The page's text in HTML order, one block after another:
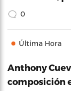
0
Última Hora
Anthony
composición